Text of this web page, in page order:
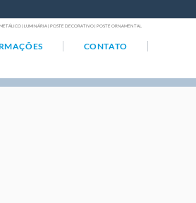
| LUMINÁRIA | POSTE DECORATIVO | POSTE ORNAMENTAL
CONTATO